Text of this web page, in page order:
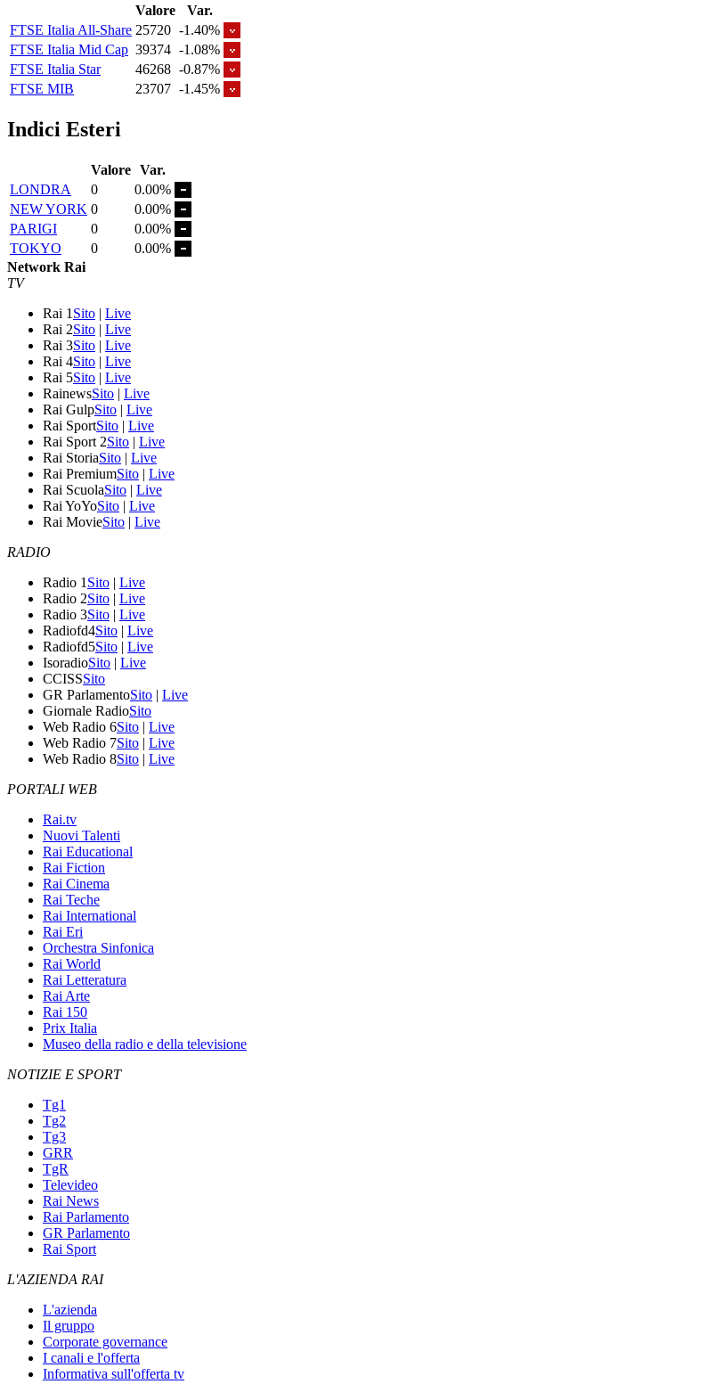
Valore
Var.
FTSE Italia All-Share 25720 -1.40%
FTSE Italia Mid Cap 39374 -1.08%
FTSE Italia Star
46268 -0.87%
FTSE MIB
23707 -1.45%
Indici Esteri
Valore Var.
LONDRA
0
0.00%
NEW YORK 0
0.00%
PARIGI
0
0.00%
TOKYO
0
0.00%
Network Rai
TV
Rai 1 Sito | Live
Rai 2Sito | Live
Rai 3Sito | Live
Rai 4Sito | Live
Rai 5Sito | Live
RainewsSito | Live
Rai GulpSito | Live
Rai SportSito | Live
Rai Sport 2Sito | Live
Rai StoriaSito | Live
Rai PremiumSito | Live
Rai ScuolaSito | Live
Rai YoYoSito | Live
Rai MovieSito | Live
RADIO
Radio 1 Sito | Live
Radio 2Sito | Live
Radio 3Sito | Live
Radiofd4Sito | Live
Radiofd5Sito | Live
IsoradioSito | Live
CCISSSito
GR ParlamentoSito | Live
Giornale RadioSito
Web Radio 6Sito | Live
Web Radio 7Sito | Live
Web Radio 8Sito | Live
PORTALI WEB
Rai.tv
Nuovi Talenti
Rai Educational
Rai Fiction
Rai Cinema
Rai Teche
Rai International
Rai Eri
Orchestra Sinfonica
Rai World
Rai Letteratura
Rai Arte
Rai 150
Prix Italia
Museo della radio e della televisione
NOTIZIE E SPORT
Tg1
Tg2
Tg3
GRR
TgR
Televideo
Rai News
Rai Parlamento
GR Parlamento
Rai Sport
L'AZIENDA RAI
L'azienda
Il gruppo
Corporate governance
I canali e l'offerta
Informativa sull'offerta tv